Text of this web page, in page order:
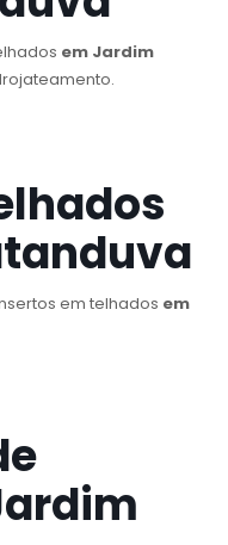
em Jardim
em telhados em